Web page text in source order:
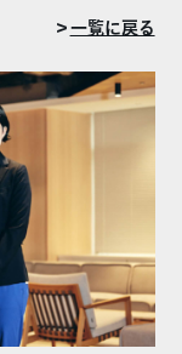
＞一覧に戻る